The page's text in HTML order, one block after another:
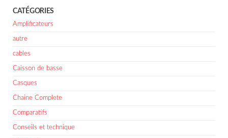
CATÉGORIES
Amplificateurs
autre
cables
Caisson de basse
Casques
Chaine Complete
Comparatifs
Conseils et technique